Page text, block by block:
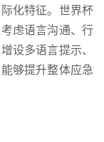
化特征。世界杯
虑语言沟通、行
设多语言提示、
够提升整体应急